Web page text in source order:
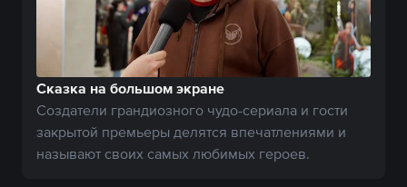
Сказка на большом экране
Создатели грандиозного чудо-сериала и гости
закрытой премьеры делятся впечатлениями и
называют своих самых любимых героев.